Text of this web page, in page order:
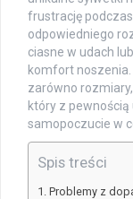
frustrację
odpowiedniego
ciasne w udach
komfort noszenia.
zarówno
który z pewnością
samopoczucie w
Spis treści
Problemy z